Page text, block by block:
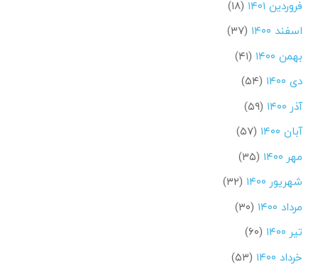
فروردین ۱۴۰۱
(۱۸)
اسفند ۱۴۰۰
(۳۷)
بهمن ۱۴۰۰
(۴۱)
دی ۱۴۰۰
(۵۴)
آذر ۱۴۰۰
(۵۹)
آبان ۱۴۰۰
(۵۷)
مهر ۱۴۰۰
(۳۵)
شهریور ۱۴۰۰
(۳۲)
مرداد ۱۴۰۰
(۳۰)
تیر ۱۴۰۰
(۶۰)
خرداد ۱۴۰۰
(۵۳)